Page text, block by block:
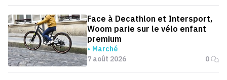
Face à Decathlon et Intersport,
Woom parie sur le vélo enfant
premium
Marché
7 août 2026
0